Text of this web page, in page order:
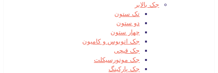
جک بالابر
تک ستون
دو ستون
چهار ستون
جک اتوبوس و کامیون
جک قیچی
جک موتورسیکلت
جک پارکینگ